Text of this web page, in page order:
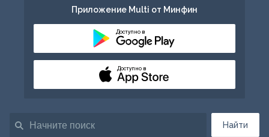
Найти
Приложение Multi от Минфин
Доступно в
Доступно в